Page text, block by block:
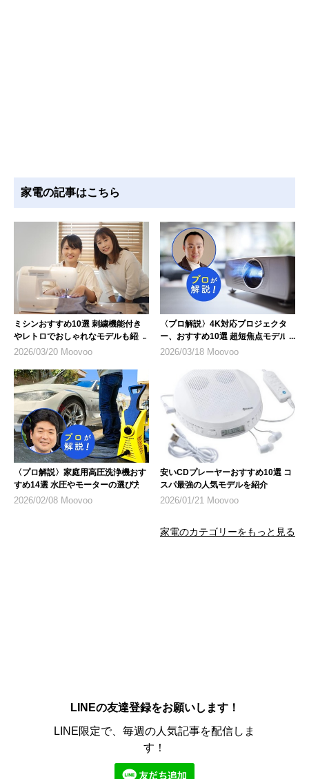
家電の記事はこちら
ミシンおすすめ10選 刺繍機能付き
やレトロでおしゃれなモデルも紹介
2026/03/20 Moovoo
〈プロ解説〉4K対応プロジェクタ
ー、おすすめ10選 超短焦点モデル
にも注目
2026/03/18 Moovoo
〈プロ解説〉家庭用高圧洗浄機おす
すめ14選 水圧やモーターの選び方
2026/02/08 Moovoo
安いCDプレーヤーおすすめ10選 コ
スパ最強の人気モデルを紹介
2026/01/21 Moovoo
家電のカテゴリーをもっと見る
LINEの友達登録をお願いします！
LINE限定で、毎週の人気記事を配信しま
す！